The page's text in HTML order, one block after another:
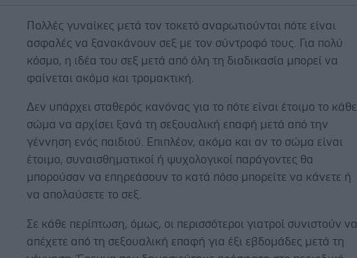
Πολλές γυναίκες μετά τον τοκετό αναρωτιούνται πότε είναι
ασφαλές να ξανακάνουν σεξ με τον σύντροφό τους. Για πολύ
κόσμο, η ιδέα του σεξ μετά από όλη τη διαδικασία μπορεί να
φαίνεται ακόμα και τρομακτική.
Δεν υπάρχει σταθερός κανόνας για το πότε είναι έτοιμο το κάθε
σώμα να αρχίσει ξανά τη σεξουαλική επαφή μετά από την
γέννηση ενός παιδιού. Επιπλέον, ακόμα και αν το σώμα είναι
έτοιμο, συναισθηματικοί ή ψυχολογικοί παράγοντες θα
μπορούσαν να επηρεάσουν το κατά πόσο μπορείτε να κάνετε ή
να απολαύσετε το σεξ.
Σε κάθε περίπτωση, όμως, οι περισσότεροι γιατροί συνιστούν να
απέχετε από τη σεξουαλική επαφή για έξι εβδομάδες μετά τη